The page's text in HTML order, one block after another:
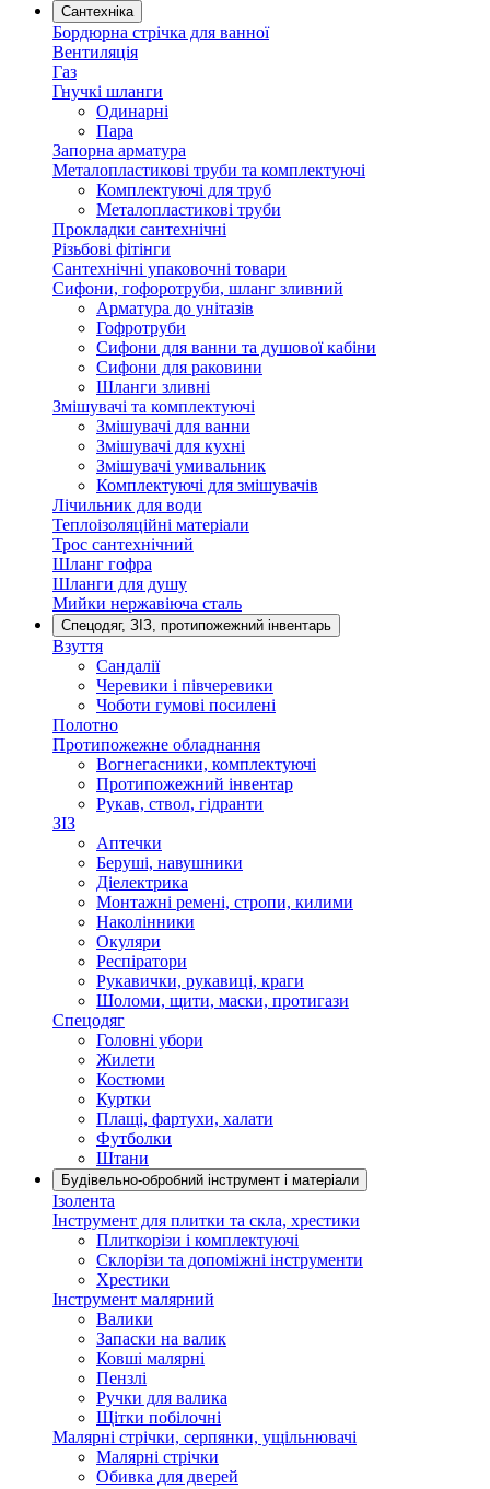
Сантехніка
Бордюрна стрічка для ванної
Вентиляція
Газ
Гнучкі шланги
Одинарні
Пара
Запорна арматура
Металопластикові труби та комплектуючі
Комплектуючі для труб
Металопластикові труби
Прокладки сантехнічні
Різьбові фітінги
Сантехнічні упаковочні товари
Сифони, гофоротруби, шланг зливний
Арматура до унітазів
Гофротруби
Сифони для ванни та душової кабіни
Сифони для раковини
Шланги зливні
Змішувачі та комплектуючі
Змішувачі для ванни
Змішувачі для кухні
Змішувачі умивальник
Комплектуючі для змішувачів
Лічильник для води
Теплоізоляційні матеріали
Трос сантехнічний
Шланг гофра
Шланги для душу
Мийки нержавіюча сталь
Спецодяг, ЗІЗ, протипожежний інвентарь
Взуття
Сандалії
Черевики і півчеревики
Чоботи гумові посилені
Полотно
Протипожежне обладнання
Вогнегасники, комплектуючі
Протипожежний інвентар
Рукав, ствол, гідранти
ЗІЗ
Аптечки
Беруші, навушники
Діелектрика
Монтажні ремені, стропи, килими
Наколінники
Окуляри
Респіратори
Рукавички, рукавиці, краги
Шоломи, щити, маски, протигази
Спецодяг
Головні убори
Жилети
Костюми
Куртки
Плащі, фартухи, халати
Футболки
Штани
Будівельно-обробний інструмент і матеріали
Ізолента
Інструмент для плитки та скла, хрестики
Плиткорізи і комплектуючі
Склорізи та допоміжні інструменти
Хрестики
Інструмент малярний
Валики
Запаски на валик
Ковші малярні
Пензлі
Ручки для валика
Щітки побілочні
Малярні стрічки, серпянки, ущільнювачі
Малярні стрічки
Обивка для дверей